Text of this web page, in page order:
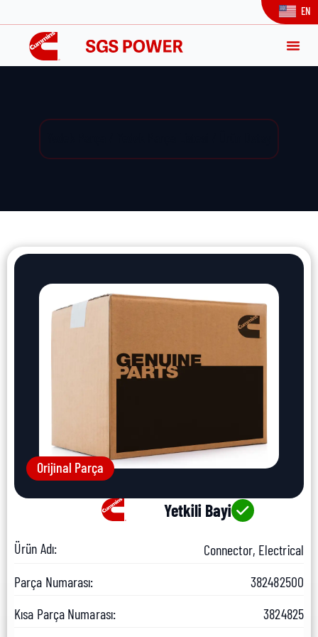
EN
Orijinal Parça
Yetkili Bayi
Ürün Adı:
Connector, Electrical
Parça Numarası:
382482500
Kısa Parça Numarası:
3824825